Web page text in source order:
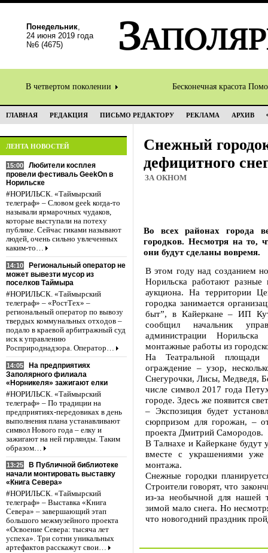
Понедельник,
24 июня 2019 года
№6 (4675)
В четвертом поколении Бесконечная красота
ГЛАВНАЯ РЕДАКЦИЯ ПИСЬМО РЕДАКТОРУ РЕКЛАМА АРХИВ
ЛЕНТА НОВОСТЕЙ
15:00
Любители косплея
провели фестиваль GeekOn в
Норильске
#НОРИЛЬСК. «Таймырский
телеграф» – Словом geek когда-то
называли ярмарочных чудаков,
которые выступали на потеху
публике. Сейчас гиками называют
людей, очень сильно увлеченных
каким-то…
14:10
Региональный оператор не
может вывезти мусор из
поселков Таймыра
#НОРИЛЬСК. «Таймырский
телеграф» – «РостТех» –
региональный оператор по вывозу
твердых коммунальных отходов –
подало в краевой арбитражный суд
иск к управлению
Росприроднадзора. Оператор…
14:05
На предприятиях
Заполярного филиала
«Норникеля» зажигают елки
#НОРИЛЬСК. «Таймырский
телеграф» – По традиции на
предприятиях-передовиках в день
выполнения плана устанавливают
символ Нового года – елку и
зажигают на ней гирлянды. Таким
образом…
13:25
В Публичной библиотеке
начали монтировать выставку
«Книга Севера»
#НОРИЛЬСК. «Таймырский
телеграф» – Выставка «Книга
Севера» – завершающий этап
большого межмузейного проекта
«Освоение Севера: тысяча лет
успеха». Три сотни уникальных
артефактов расскажут свои…
Снежный
дефицитного
ЗА ОКНОМ
Во всех районах города
городков. Несмотря на то,
они будут сделаны вовремя.
В этом году над созданием
Норильска работают
аукциона. На территории
городка занимается
быт”, в Кайеркане – ИП
сообщил начальник
администрации
монтажные работы из
На Театральной площади
ограждение – узор,
Снегурочки, Лисы, Медведя,
числе символ 2017 года
городе. Здесь же появится
– Экспозиция будет
сюрпризом для горожан, –
проекта Дмитрий Самородов.
В Талнахе и Кайеркане будут
вместе с украшениями уже
монтажа.
Снежные городки
Строители говорят, что
из-за необычной для нашей
зимой мало снега. Но
что новогодний праздник